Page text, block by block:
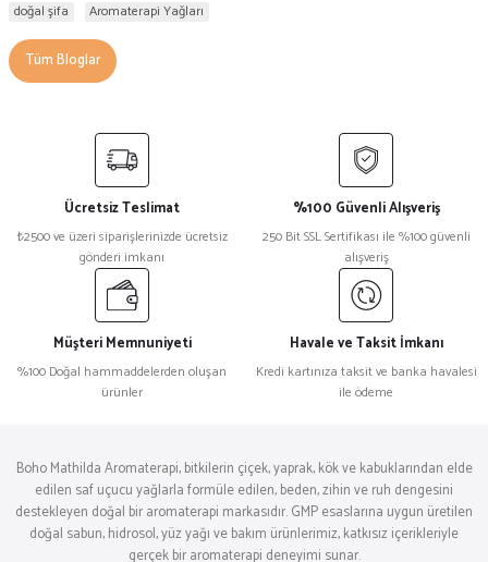
doğal şifa
Aromaterapi Yağları
Tüm Bloglar
Ücretsiz Teslimat
₺2500 ve üzeri siparişlerinizde ücretsiz
gönderi imkanı
%100 Güvenli Alışveriş
250 Bit SSL Sertifikası ile %100 güvenli
alışveriş
Müşteri Memnuniyeti
%100 Doğal hammaddelerden oluşan
ürünler
Havale ve Taksit İmkanı
Kredi kartınıza taksit ve banka havalesi
ile ödeme
Boho Mathilda Aromaterapi, bitkilerin çiçek, yaprak, kök ve kabuklarından elde
edilen saf uçucu yağlarla formüle edilen, beden, zihin ve ruh dengesini
destekleyen doğal bir aromaterapi markasıdır. GMP esaslarına uygun üretilen
doğal sabun, hidrosol, yüz yağı ve bakım ürünlerimiz, katkısız içerikleriyle
gerçek bir aromaterapi deneyimi sunar.